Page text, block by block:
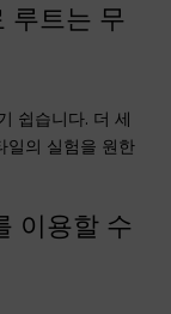
루트는 무
쉽습니다. 더 세
일의 실험을 원한
이용할 수